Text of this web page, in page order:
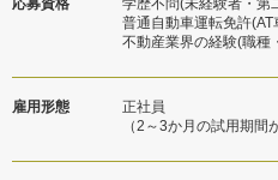
普通自動車運転免許(AT
不動産業界の経験(職種
雇用形態
正社員
（2～3か月の試用期間